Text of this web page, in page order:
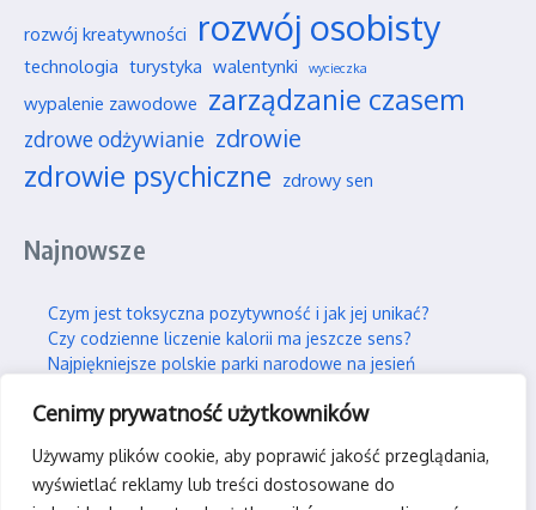
Cenimy prywatność użytkowników
Używamy plików cookie, aby poprawić jakość przeglądania,
wyświetlać reklamy lub treści dostosowane do
rozwój kreatywności rozwój osobisty
technologia turystyka walentynki wycieczka
wypalenie zawodowe zarządzanie czasem
zdrowe odżywianie zdrowie
zdrowie psychiczne zdrowy sen
Najnowsze
Czym jest toksyczna pozytywność i jak jej unikać?
Czy codzienne liczenie kalorii ma jeszcze sens?
Najpiękniejsze polskie parki narodowe na jesień
Jak efektywnie i trwale uczyć się nowych rzeczy?
Kontakt